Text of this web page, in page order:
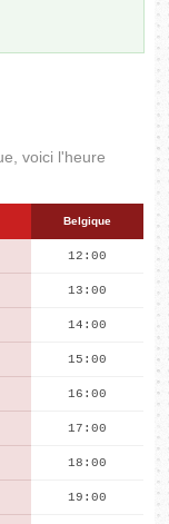
voici l'heure
Belgique
12:00
13:00
14:00
15:00
16:00
17:00
18:00
19:00